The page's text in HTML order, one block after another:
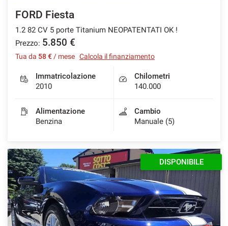
FORD Fiesta
1.2 82 CV 5 porte Titanium NEOPATENTATI OK !
Prezzo: 5.850 €
Tua da 58 € / mese Calcola il finanziamento
Immatricolazione
2010
Chilometri
140.000
Alimentazione
Benzina
Cambio
Manuale (5)
DISPONIBILE